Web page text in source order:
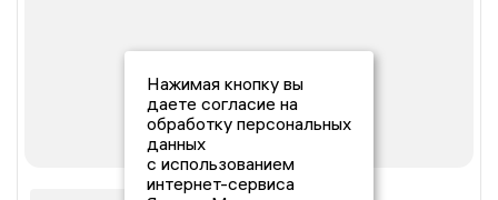
Нажимая кнопку вы
даете согласие на
обработку персональных
данных
с использованием
интернет-сервиса